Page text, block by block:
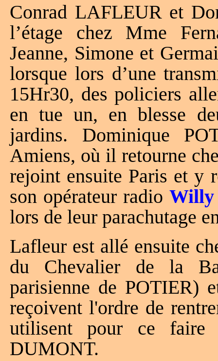
Conrad LAFLEUR et
l’étage chez Mme
Jeanne, Simone et
lorsque lors d’une
15Hr30, des policiers
en tue un, en blesse
jardins. Dominique
Amiens, où il retourne
rejoint ensuite Paris et y
son opérateur radio Willy
lors de leur parachutage
Lafleur est allé ensuite
du Chevalier de la
parisienne de POTIER)
reçoivent l'ordre de
utilisent pour ce
DUMONT.